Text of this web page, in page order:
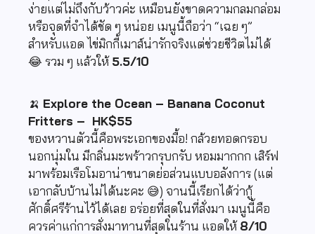
ง่ายแต่ไม่ถึงกับว้าวค่ะ เหมือนยังขาดความกลมกล่อม
หรือจุดที่จำได้ชัด ๆ หน่อย เมนูนี้ถือว่า “เฉย ๆ”
สำหรับแอด ไข่มิกกี้เมาส์น่ารักจริงแต่ช่วยชีวิตไม่ได้
😂 รวม ๆ แล้วให้5.5/10
🍌 Explore the Ocean – Banana Coconut
Fritters – HK$55
ของหวานตัวนี้คือพระเอกของมื้อ! กล้วยทอดกรอบ
นอกนุ่มใน มีกลิ่นมะพร้าวกรุบกรับ หอมมากกก เสิร์ฟ
มาพร้อมเรือโมอาน่าขนาดย่อส่วนแบบอลังการ (แต่
เอากลับบ้านไม่ได้นะคะ 😅) จานนี้เรียกได้ว่ากู้
ศักดิ์ศรีร้านไว้ได้เลย อร่อยที่สุดในที่สั่งมา เมนูนี้คือ
ควรค่าแก่การสั่งมาทานที่สุดในร้าน แอดให้8/10